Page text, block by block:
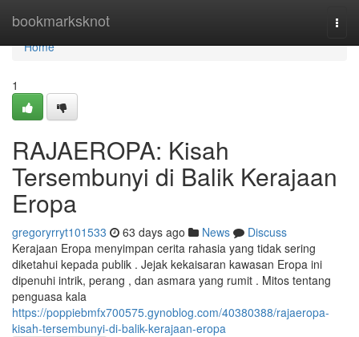
bookmarksknot
Home
Home
1
RAJAEROPA: Kisah
Tersembunyi di Balik Kerajaan
Eropa
gregoryrryt101533 63 days ago News
Discuss
Kerajaan Eropa menyimpan cerita rahasia yang tidak sering
diketahui kepada publik . Jejak kekaisaran kawasan Eropa ini
dipenuhi intrik, perang , dan asmara yang rumit . Mitos tentang
penguasa kala
https://poppiebmfx700575.gynoblog.com/40380388/rajaeropa-
kisah-tersembunyi-di-balik-kerajaan-eropa